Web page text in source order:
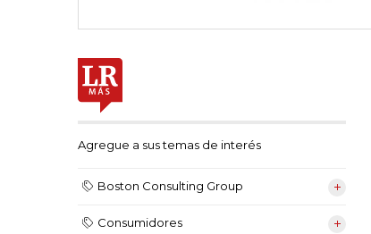
Agregue a sus temas de interés
Boston Consulting Group
Consumidores